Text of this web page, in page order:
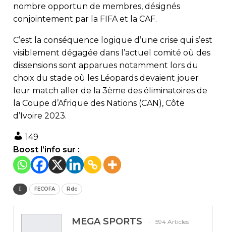
nombre opportun de membres, désignés
conjointement par la FIFA et la CAF.
C’est la conséquence logique d’une crise qui s’est
visiblement dégagée dans l’actuel comité où des
dissensions sont apparues notamment lors du
choix du stade où les Léopards devaient jouer
leur match aller de la 3ème des éliminatoires de
la Coupe d’Afrique des Nations (CAN), Côte
d’Ivoire 2023.
149
Boost l’info sur :
FECOFA Rdc
MEGA SPORTS
594 Articles